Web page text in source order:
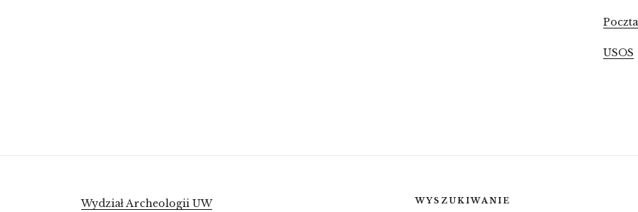
USOS
Wydział Archeologii UW
WYSZUKIWANIE